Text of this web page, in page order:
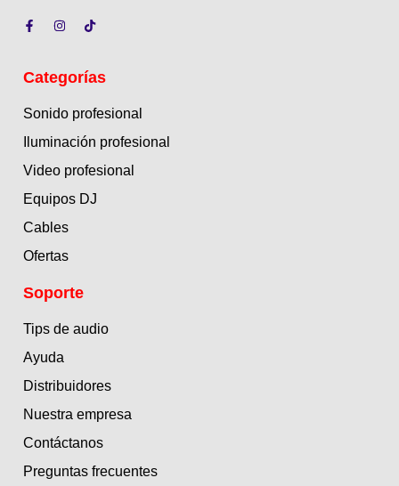
Categorías
Sonido profesional
Iluminación profesional
Video profesional
Equipos DJ
Cables
Ofertas
Soporte
Tips de audio
Ayuda
Distribuidores
Nuestra empresa
Contáctanos
Preguntas frecuentes